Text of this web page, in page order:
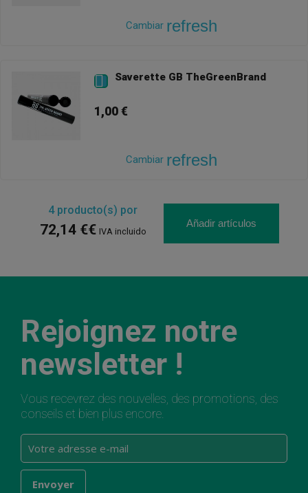
Cambiar refresh
 Saverette GB TheGreenBrand
1,00 €
Cambiar refresh
4producto(s) por
72,14 €€ IVA incluido
Añadir artículos
Rejoignez notre
newsletter !
Vous recevrez des nouvelles, des promotions, des
conseils et bien plus encore.